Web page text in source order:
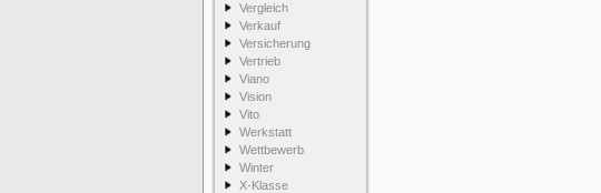
Vergleich
Verkauf
Versicherung
Vertrieb
Viano
Vision
Vito
Werkstatt
Wettbewerb
Winter
X-Klasse